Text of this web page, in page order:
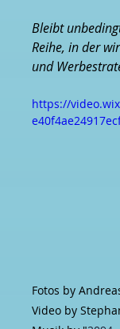
Bleibt
Reihe, in der
und
https://
Fotos by
Video by